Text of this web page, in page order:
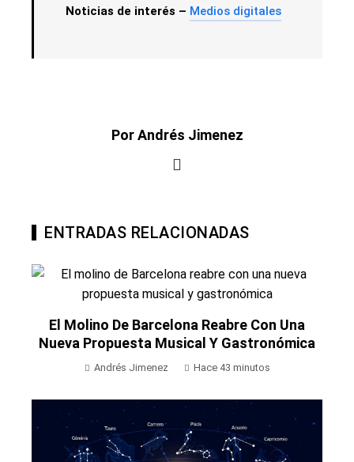
Noticias de interés – Medios digitales
Por Andrés Jimenez
ENTRADAS RELACIONADAS
El Molino De Barcelona Reabre Con Una
Nueva Propuesta Musical Y Gastronómica
Andrés Jimenez Hace 43 minutos